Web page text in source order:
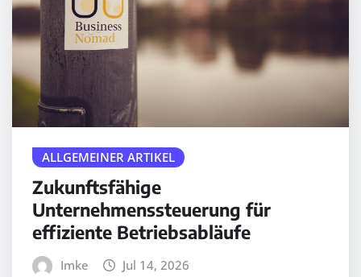
ALLGEMEINER ARTIKEL
Zukunftsfähige
Unternehmenssteuerung für
effiziente Betriebsabläufe
Imke Jul 14, 2026